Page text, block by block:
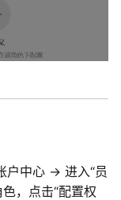
户中心 -> 进入“员
，点击“配置权